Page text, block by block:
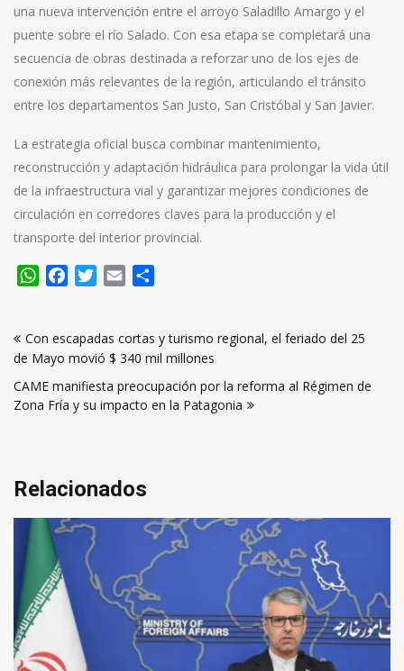
una nueva intervención entre el arroyo Saladillo Amargo y el
puente sobre el río Salado. Con esa etapa se completará una
secuencia de obras destinada a reforzar uno de los ejes de
conexión más relevantes de la región, articulando el tránsito
entre los departamentos San Justo, San Cristóbal y San Javier.
La estrategia oficial busca combinar mantenimiento,
reconstrucción y adaptación hidráulica para prolongar la vida útil
de la infraestructura vial y garantizar mejores condiciones de
circulación en corredores claves para la producción y el
transporte del interior provincial.
WhatsApp
FacebookTwitter
Email
de
entradas
Con escapadas cortas y turismo regional, el feriado del 25
de Mayo movió $ 340 mil millones
CAME manifiesta preocupación por la reforma al Régimen de
Zona Fría y su impacto en la Patagonia
Relacionados